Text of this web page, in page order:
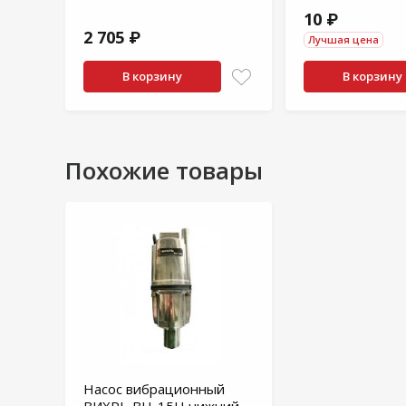
2 705 ₽
В корзину
10 ₽
Лучшая цена
В корзину
Похожие товары
Насос вибрационный